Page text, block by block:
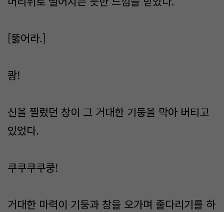
[뚫어라.]
쾅!
신을 찔렀던 창이 그 거대한 기둥을 막아 버티고
있었다.
쿠쿠쿠쿠쿵!
거대한 마력이 기둥과 창을 오가며 줄다리기를 하